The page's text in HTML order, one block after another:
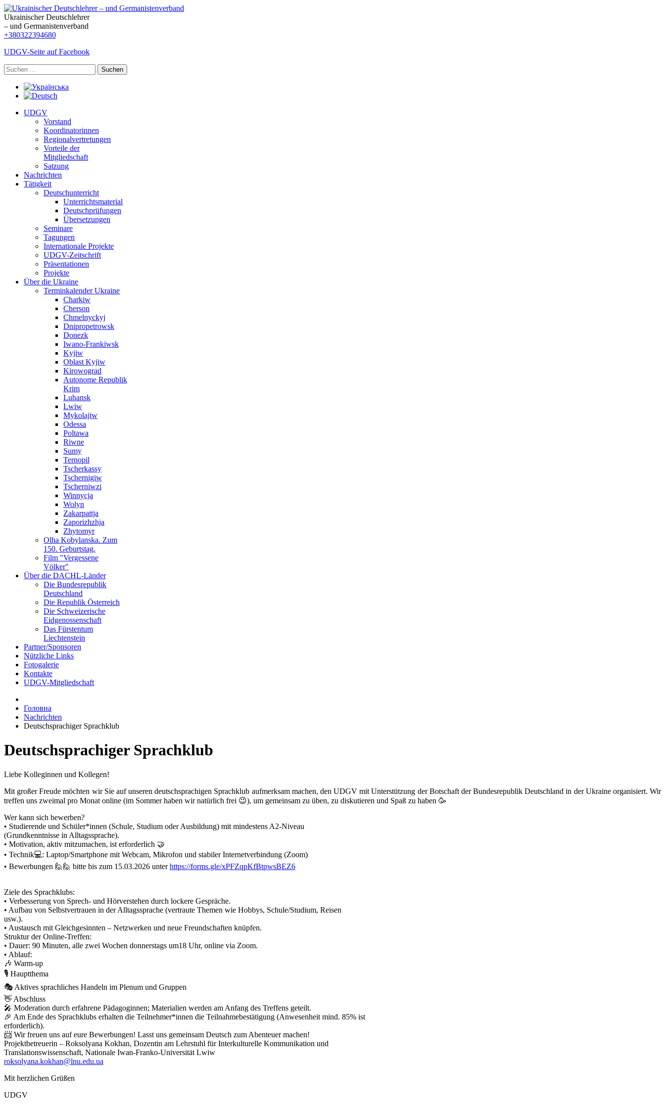
Ukrainischer Deutschlehrer
– und Germanistenverband
+380322394680
UDGV-Seite auf Facebook
Suchen
UDGV
Vorstand
Koordinatorinnen
Regionalvertretungen
Vorteile der
Mitgliedschaft
Satzung
Nachrichten
Tätigkeit
Deutschunterricht
Unterrichtsmaterial
Deutschprüfungen
Übersetzungen
Seminare
Tagungen
Internationale Projekte
UDGV-Zeitschrift
Präsentationen
Projekte
Über die Ukraine
Terminkalender Ukraine
Charkiw
Cherson
Chmelnyckyj
Dnipropetrowsk
Donezk
Iwano-Frankiwsk
Kyjiw
Oblast Kyjiw
Kirowograd
Autonome Republik
Krim
Luhansk
Lwiw
Mykolajiw
Odessa
Poltawa
Riwne
Sumy
Ternopil
Tscherkassy
Tschernigiw
Tscherniwzi
Winnycja
Wolyn
Zakarpattja
Zaporizhzhja
Zhytomyr
Olha Kobylanska. Zum
150. Geburtstag.
Film "Vergessene
Völker"
Über die DACHL-Länder
Die Bundesrepublik
Deutschland
Die Republik Österreich
Die Schweizerische
Eidgenossenschaft
Das Fürstentum
Liechtenstein
Partner/Sponsoren
Nützliche Links
Fotogalerie
Kontakte
UDGV-Mitgliedschaft
Головна
Nachrichten
Deutschsprachiger Sprachklub
Deutschsprachiger Sprachklub
Liebe Kolleginnen und Kollegen!
Mit großer Freude möchten wir Sie auf unseren deutschsprachigen Sprachklub aufmerksam machen, den UDGV mit Unterstützung der Botschaft der Bundesrepublik Deutschland in der Ukraine organisiert. Wir
treffen uns zweimal pro Monat online (im Sommer haben wir natürlich frei 😉), um gemeinsam zu üben, zu diskutieren und Spaß zu haben 🥳
Wer kann sich bewerben?
• Studierende und Schüler*innen (Schule, Studium oder Ausbildung) mit mindestens A2-Niveau
(Grundkenntnisse in Alltagssprache).
• Motivation, aktiv mitzumachen, ist erforderlich 🤝
• Technik💻: Laptop/Smartphone mit Webcam, Mikrofon und stabiler Internetverbindung (Zoom)
• Bewerbungen 🙋🙋 bitte bis zum 15.03.2026 unterhttps://forms.gle/xPFZqpKfBtpwsBEZ6
Ziele des Sprachklubs:
• Verbesserung von Sprech- und Hörverstehen durch lockere Gespräche.
• Aufbau von Selbstvertrauen in der Alltagssprache (vertraute Themen wie Hobbys, Schule/Studium, Reisen
usw.).
• Austausch mit Gleichgesinnten – Netzwerken und neue Freundschaften knüpfen.
Struktur der Online-Treffen:
• Dauer: 90 Minuten, alle zwei Wochen donnerstags um18 Uhr, online via Zoom.
• Ablauf:
🎶 Warm-up
🎙 Hauptthema
🎭 Aktives sprachliches Handeln im Plenum und Gruppen
👋 Abschluss
🎤 Moderation durch erfahrene Pädagoginnen; Materialien werden am Anfang des Treffens geteilt.
🎉 Am Ende des Sprachklubs erhalten die Teilnehmer*innen die Teilnahmebestätigung (Anwesenheit mind. 85% ist
erforderlich).
📨 Wir freuen uns auf eure Bewerbungen! Lasst uns gemeinsam Deutsch zum Abenteuer machen!
Projektbetreuerin – Roksolyana Kokhan, Dozentin am Lehrstuhl für Interkulturelle Kommunikation und
Translationswissenschaft, Nationale Iwan-Franko-Universität Lwiw
roksolyana.kokhan@lnu.edu.ua
Mit herzlichen Grüßen
UDGV